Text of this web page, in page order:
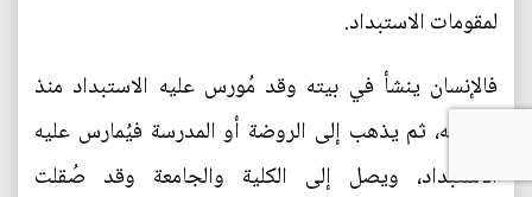
لمقومات الاستبداد.
فالإنسان ينشأ في بيته وقد مُورس عليه الاستبداد منذ
طفولته، ثم يذهب إلى الروضة أو المدرسة فيُمارس عليه
الاستبداد، ويصل إلى الكلية والجامعة وقد صُقلت